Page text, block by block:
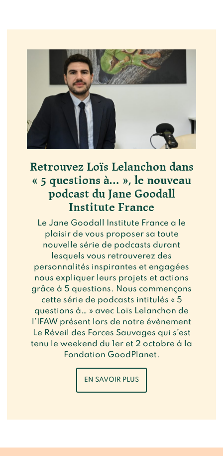
Retrouvez Loïs Lelanchon dans
« 5 questions à… », le nouveau
podcast du Jane Goodall
Institute France
Le Jane Goodall Institute France a le
plaisir de vous proposer sa toute
nouvelle série de podcasts durant
lesquels vous retrouverez des
personnalités inspirantes et engagées
nous expliquer leurs projets et actions
grâce à 5 questions. Nous commençons
cette série de podcasts intitulés « 5
questions à… » avec Loïs Lelanchon de
l’IFAW présent lors de notre évènement
Le Réveil des Forces Sauvages qui s’est
tenu le weekend du 1er et 2 octobre à la
Fondation GoodPlanet.
EN SAVOIR PLUS